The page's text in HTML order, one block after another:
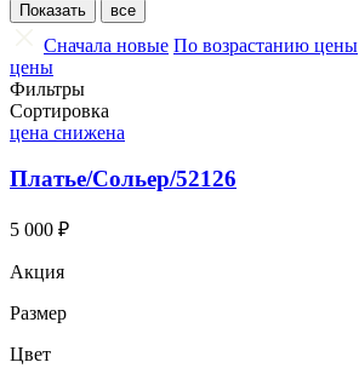
Сначала новые По возрастанию цены
цены
Фильтры
Сортировка
цена снижена
Платье/Сольер/52126
5 000 ₽
Акция
Размер
Цвет